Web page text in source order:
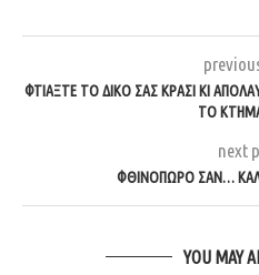
ΦΤΙΑΞΤΕ ΤΟ ΔΙΚΟ ΣΑΣ ΚΡΑΣΙ ΚΙ
ΤΟ
next
ΦΘΙΝΟΠΩΡΟ ΣΑΝ…
YOU MAY